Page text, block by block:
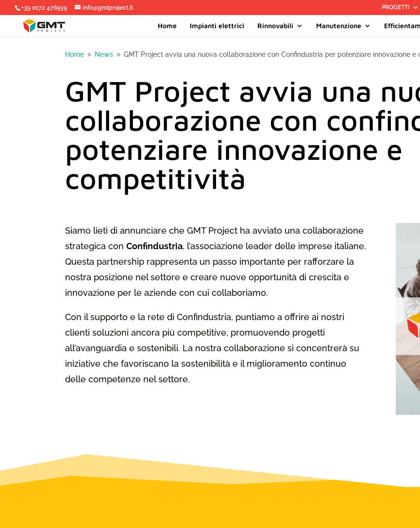
+39 0172 476939 info@gmtproject.it PROGETTI
Home Impianti elettrici Rinnovabili Manutenzione
Home 9 News 9 GMT Project avvia una nuova collaborazione con Confindustria per potenziare innovazione e
GMT Project avvia una
collaborazione con
potenziare innovazione e
competitività
Siamo lieti di annunciare che GMT Project ha avviato una collaborazione
strategica conConfindustria, l’associazione leader delle imprese italiane.
Questa partnership rappresenta un passo importante per rafforzare la
nostra posizione nel settore e creare nuove opportunità di crescita e
innovazione per le aziende con cui collaboriamo.
Con il supporto e la rete di Confindustria, puntiamo a offrire ai nostri
clienti soluzioni ancora più competitive, promuovendo progetti
all’avanguardia e sostenibili. La nostra collaborazione si concentrerà su
iniziative che favoriscano la sostenibilità e il miglioramento continuo
delle competenze nel settore.